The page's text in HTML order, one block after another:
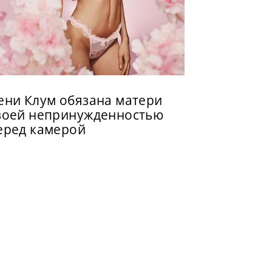
Клум обязана матери
непринужденностью
камерой